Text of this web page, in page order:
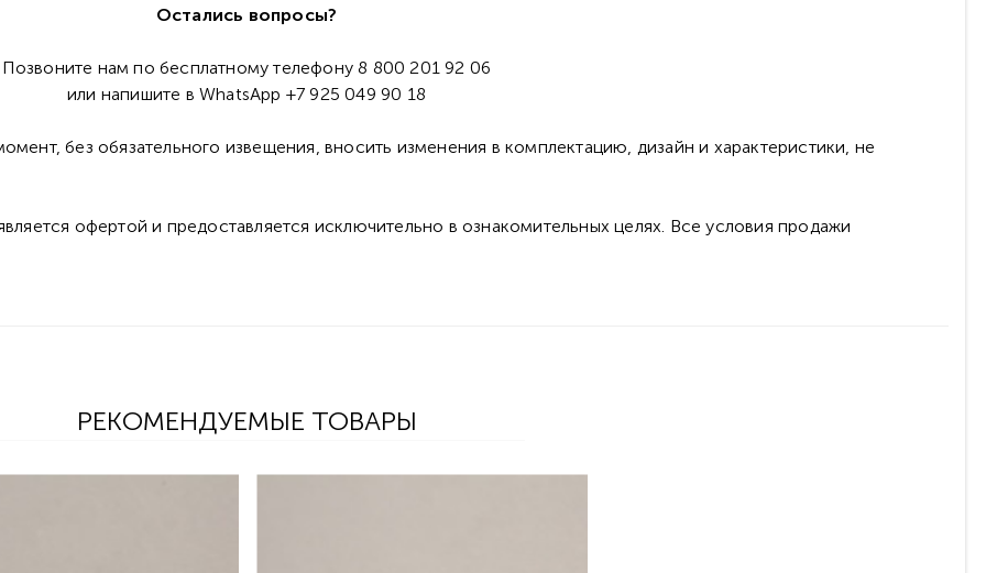
Остались вопросы?
Позвоните нам по бесплатному телефону 8 800 201 92 06
или напишите в WhatsApp +7 925 049 90 18
без обязательного извещения, вносить изменения в комплектацию, дизайн и характеристики, не
офертой и предоставляется исключительно в ознакомительных целях. Все условия продажи
РЕКОМЕНДУЕМЫЕ ТОВАРЫ